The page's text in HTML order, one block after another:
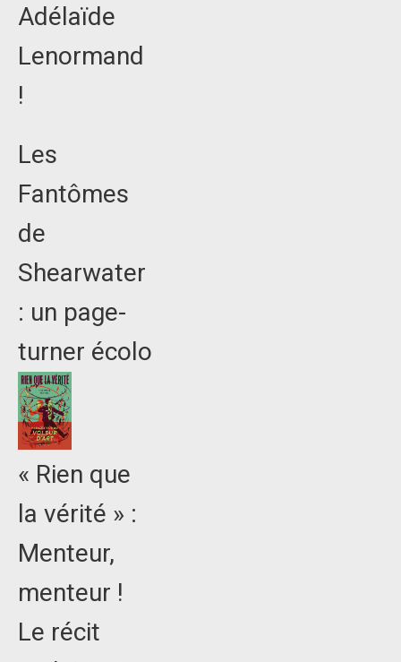
Adélaïde
Lenormand
!
Les
Fantômes
de
Shearwater
: un page-
turner écolo
« Rien que
la vérité » :
Menteur,
menteur !
Le récit